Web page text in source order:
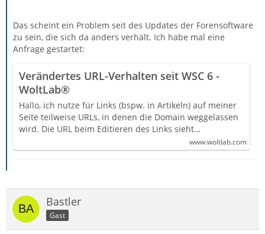
Das scheint ein Problem seit des Updates der Forensoftware
zu sein, die sich da anders verhält. Ich habe mal eine
Anfrage gestartet:
Verändertes URL-Verhalten seit WSC 6 -
WoltLab®
Hallo, ich nutze für Links (bspw. in Artikeln) auf meiner
Seite teilweise URLs, in denen die Domain weggelassen
wird. Die URL beim Editieren des Links sieht…
www.woltlab.com
Bastler
Gast